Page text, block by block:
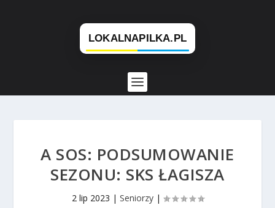
A SOS: PODSUMOWANIE
SEZONU: SKS ŁAGISZA
2 lip 2023 | Seniorzy|